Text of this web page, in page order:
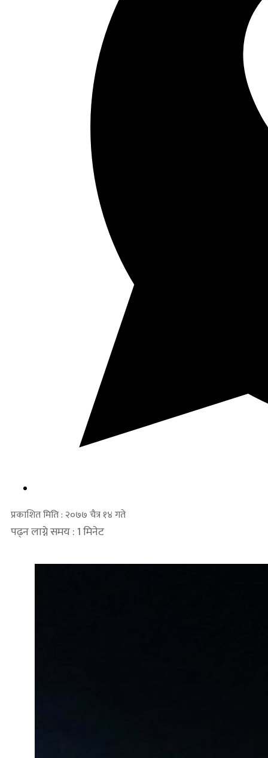
प्रकाशित मिति : २०७७ चैत्र १४ गते
पढ्न लाग्ने समय : 1 मिनेट